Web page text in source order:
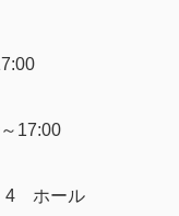
17:00
4 ホール